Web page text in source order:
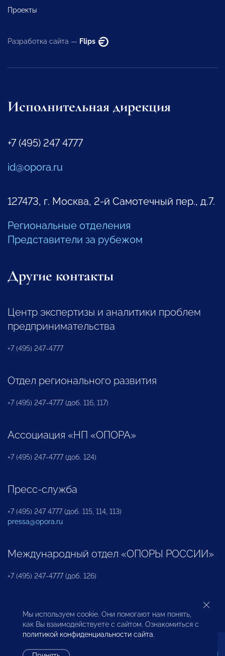
Проекты
Разработка сайта — Flips
Исполнительная дирекция
+7 (495) 247 4777
id@opora.ru
127473, г. Москва, 2-й Самотечный пер., д.7.
Региональные отделения
Представители за рубежом
Другие контакты
Центр экспертизы и аналитики проблем
предпринимательства
+7 (495) 247-4777
Отдел регионального развития
+7 (495) 247-4777 (доб. 116, 117)
Ассоциация «НП «ОПОРА»
+7 (495) 247-4777 (доб. 124)
Пресс-служба
+7 (495) 247 4777 (доб. 115, 114, 113)
pressa@opora.ru
Международный отдел «ОПОРЫ РОССИИ»
+7 (495) 247-4777 (доб. 126)
Бюро по защите прав предпринимателей и
инвесторов
Мы используем cookie. Они помогают нам понять,
как Вы взаимодействуете с сайтом. Ознакомиться с
политикой конфиденциальности сайта.